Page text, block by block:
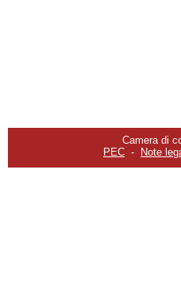
Camera di
PEC - Note